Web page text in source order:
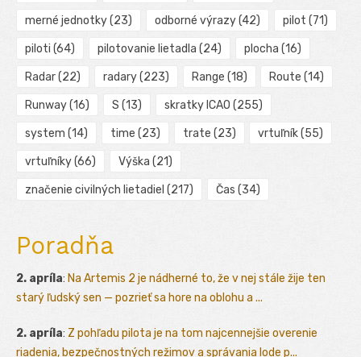
merné jednotky(23) odborné výrazy(42) pilot (71)
piloti (64) pilotovanie lietadla (24) plocha (16)
Radar(22) radary(223) Range (18) Route (14)
Runway(16) S (13) skratky ICAO (255)
system (14) time (23) trate (23) vrtuľník(55)
vrtuľníky(66) Výška (21)
značenie civilných lietadiel (217) Čas (34)
Poradňa
2. apríla: Na Artemis 2 je nádherné to, že v nej stále žije ten
starý ľudský sen — pozrieť sa hore na oblohu a ...
2. apríla: Z pohľadu pilota je na tom najcennejšie overenie
riadenia, bezpečnostných režimov a správania lode p...